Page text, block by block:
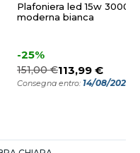
Plafoniera led 15w 3000k
moderna bianca
-25%
151,00 €113,99 €
Consegna entro: 14/08/2026